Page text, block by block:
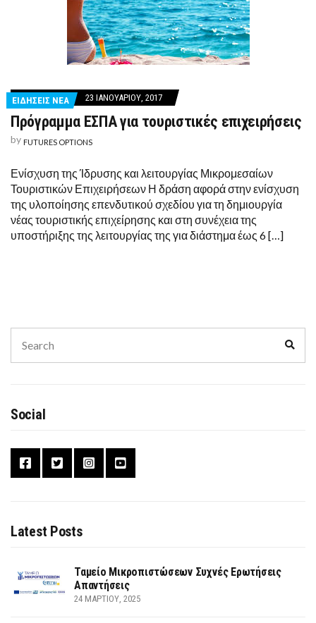
ΕΙΔΗΣΕΙΣ ΝΕΑ 23 ΙΑΝΟΥΑΡΊΟΥ, 2017
Πρόγραμμα ΕΣΠΑ για τουριστικές επιχειρήσεις
by FUTURES OPTIONS
Ενίσχυση της Ίδρυσης και λειτουργίας Μικρομεσαίων
Τουριστικών Επιχειρήσεων Η δράση αφορά στην ενίσχυση
της υλοποίησης επενδυτικού σχεδίου για τη δημιουργία
νέας τουριστικής επιχείρησης και στη συνέχεια της
υποστήριξης της λειτουργίας της για διάστημα έως 6 […]
for:
Social
Latest Posts
Ταμείο Μικροπιστώσεων Συχνές Ερωτήσεις
Απαντήσεις
24 ΜΑΡΤΊΟΥ, 2025